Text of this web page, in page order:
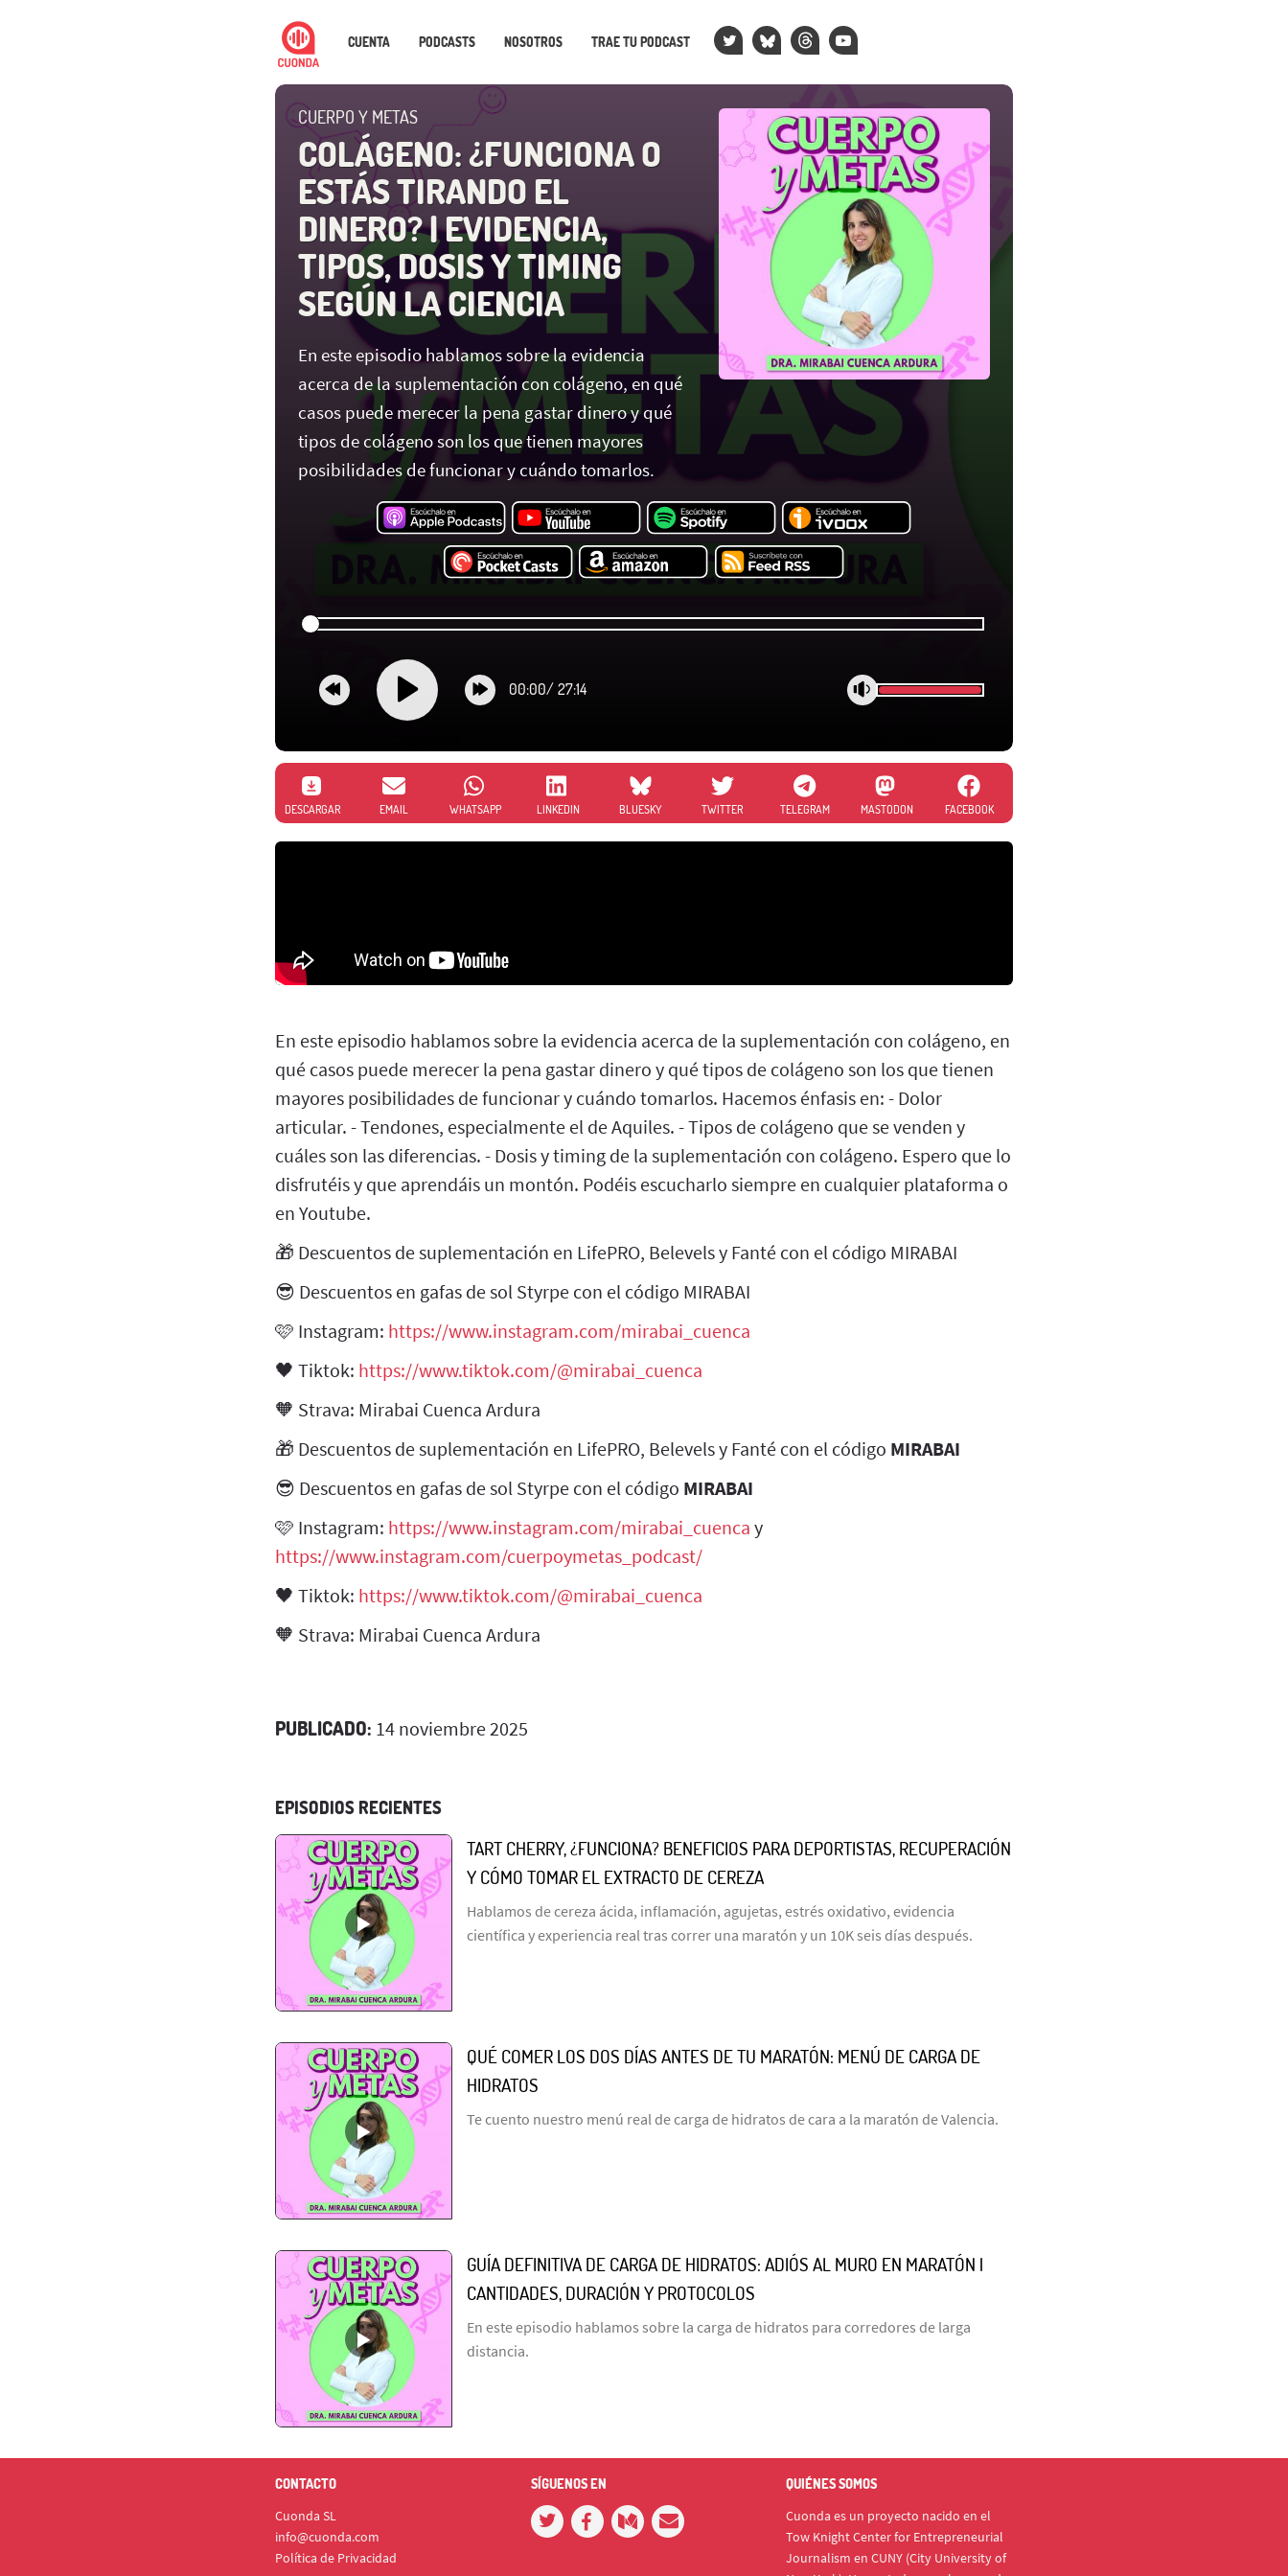
CUENTA PODCASTS NOSOTROS TRAE TU PODCAST
CUERPO Y METAS
COLÁGENO: ¿FUNCIONA O
ESTÁS TIRANDO EL
DINERO? | EVIDENCIA,
TIPOS, DOSIS Y TIMING
SEGÚN LA CIENCIA
En este episodio hablamos sobre la evidencia
acerca de la suplementación con colágeno, en qué
casos puede merecer la pena gastar dinero y qué
tipos de colágeno son los que tienen mayores
posibilidades de funcionar y cuándo tomarlos.
00:00/ 27:14
DESCARGAR EMAIL WHATSAPP LINKEDIN BLUESKY TWITTER TELEGRAM MASTODON FACEBOOK
En este episodio hablamos sobre la evidencia acerca de la suplementación con colágeno, en
qué casos puede merecer la pena gastar dinero y qué tipos de colágeno son los que tienen
mayores posibilidades de funcionar y cuándo tomarlos. Hacemos énfasis en: - Dolor
articular. - Tendones, especialmente el de Aquiles. - Tipos de colágeno que se venden y
cuáles son las diferencias. - Dosis y timing de la suplementación con colágeno. Espero que lo
disfrutéis y que aprendáis un montón. Podéis escucharlo siempre en cualquier plataforma o
en Youtube.
🎁 Descuentos de suplementación en LifePRO, Belevels y Fanté con el código MIRABAI
😎 Descuentos en gafas de sol Styrpe con el código MIRABAI
🩷 Instagram: https://www.instagram.com/mirabai_cuenca
🖤 Tiktok: https://www.tiktok.com/@mirabai_cuenca
🧡 Strava: Mirabai Cuenca Ardura
🎁 Descuentos de suplementación en LifePRO, Belevels y Fanté con el código MIRABAI
😎 Descuentos en gafas de sol Styrpe con el código MIRABAI
🩷 Instagram: https://www.instagram.com/mirabai_cuenca y
https://www.instagram.com/cuerpoymetas_podcast/
🖤 Tiktok: https://www.tiktok.com/@mirabai_cuenca
🧡 Strava: Mirabai Cuenca Ardura
PUBLICADO: 14 noviembre 2025
EPISODIOS RECIENTES
TART CHERRY, ¿FUNCIONA? BENEFICIOS PARA DEPORTISTAS, RECUPERACIÓN
Y CÓMO TOMAR EL EXTRACTO DE CEREZA
Hablamos de cereza ácida, inflamación, agujetas, estrés oxidativo, evidencia
científica y experiencia real tras correr una maratón y un 10K seis días después.
QUÉ COMER LOS DOS DÍAS ANTES DE TU MARATÓN: MENÚ DE CARGA DE
HIDRATOS
Te cuento nuestro menú real de carga de hidratos de cara a la maratón de Valencia.
GUÍA DEFINITIVA DE CARGA DE HIDRATOS: ADIÓS AL MURO EN MARATÓN |
CANTIDADES, DURACIÓN Y PROTOCOLOS
En este episodio hablamos sobre la carga de hidratos para corredores de larga
distancia.
CONTACTO
Cuonda SL
info@cuonda.com
Política de Privacidad
SÍGUENOS EN QUIÉNES SOMOS
Cuonda es un proyecto nacido en el
Tow Knight Center for Entrepreneurial
Journalism en CUNY (City University of